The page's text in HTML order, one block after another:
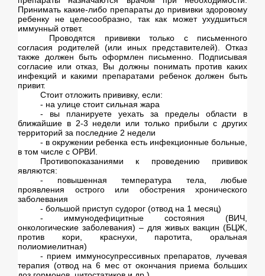
Принимать какие-либо препараты до прививки здоровому
ребенку не целесообразно, так как может ухудшиться
иммунный ответ.
Проводятся прививки только с письменного
согласия родителей (или иных представителей). Отказ
также должен быть оформлен письменно. Подписывая
согласие или отказ, Вы должны понимать против каких
инфекций и какими препаратами ребенок должен быть
привит.
Стоит отложить прививку, если:
- на улице стоит сильная жара
- вы планируете уехать за пределы области в
ближайшие в 2-3 недели или только прибыли с других
территорий за последние 2 недели
- в окружении ребенка есть инфекционные больные,
в том числе с ОРВИ.
Противопоказаниями к проведению прививок
являются:
- повышенная температура тела, любые
проявления острого или обострения хронического
заболевания
- большой приступ судорог (отвод на 1 месяц)
- иммунодефицитные состояния (ВИЧ,
онкологические заболевания) – для живых вакцин (БЦЖ,
против кори, краснухи, паротита, оральная
полиомиелитная)
- прием иммуносупрессивных препаратов, лучевая
терапия (отвод на 6 мес от окончания приема больших